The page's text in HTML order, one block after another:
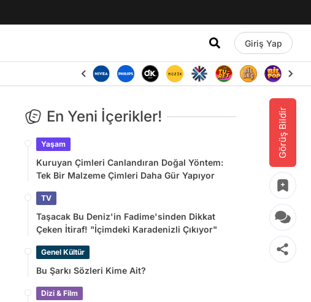
Giriş Yap
Görüş Bildir
En Yeni İçerikler!
Yaşam
Kuruyan Çimleri Canlandıran Doğal Yöntem:
Tek Bir Malzeme Çimleri Daha Gür Yapıyor
TV
Taşacak Bu Deniz'in Fadime'sinden Dikkat
Çeken İtiraf! "İçimdeki Karadenizli Çıkıyor"
Genel Kültür
Bu Şarkı Sözleri Kime Ait?
Dizi & Film